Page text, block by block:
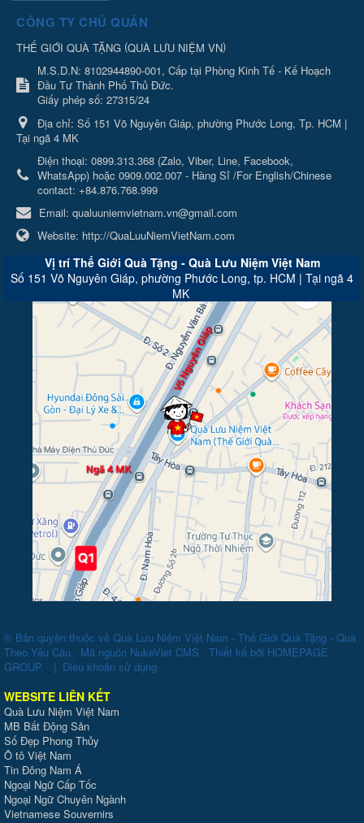
CÔNG TY CHỦ QUẢN
THẾ GIỚI QUÀ TẶNG (QUÀ LƯU NIỆM VN)
M.S.D.N: 8102944890-001, Cấp tại Phòng Kinh Tế - Kế Hoạch
Đầu Tư Thành Phố Thủ Đức.
Giấy phép số: 27315/24
Địa chỉ: Số 151 Võ Nguyên Giáp, phường Phước Long, Tp. HCM |
Tại ngã 4 MK
Điện thoại: 0899.313.368 (Zalo, Viber, Line, Facebook,
WhatsApp) hoặc 0909.002.007 - Hàng Sỉ /For English/Chinese
contact: +84.876.768.999
Email: qualuuniemvietnam.vn@gmail.com
Website: http://QuaLuuNiemVietNam.com
Vị trí Thế Giới Quà Tặng - Quà Lưu Niệm Việt Nam
Số 151 Võ Nguyên Giáp, phường Phước Long, tp. HCM | Tại ngã 4
MK
© Bản quyền thuộc về Quà Lưu Niệm Việt Nam - Thế Giới Quà Tặng - Quà
Theo Yêu Cầu. Mã nguồn NukeViet CMS. Thiết kế bởi HOMEPAGE
GROUP. | Điều khoản sử dụng
WEBSITE LIÊN KẾT
Quà Lưu Niệm Việt Nam
MB Bất Động Sản
Số Đẹp Phong Thủy
Ô tô Việt Nam
Tin Đông Nam Á
Ngoại Ngữ Cấp Tốc
Ngoại Ngữ Chuyên Ngành
Vietnamese Souvernirs